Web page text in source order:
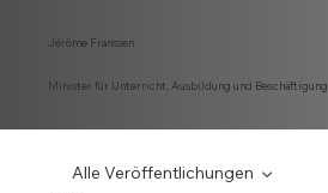
Minister für Unterricht, Ausbildung und Beschäftigung
Jérôme Franssen
Alle Veröffentlichungen